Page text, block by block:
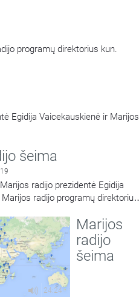
programų direktorius kun.
Egidija Vaicekauskienė ir Marijos
šeima
19
radijo prezidentė Egidija
radijo programų direktorius
24:24
Marijos
radijo
šeima